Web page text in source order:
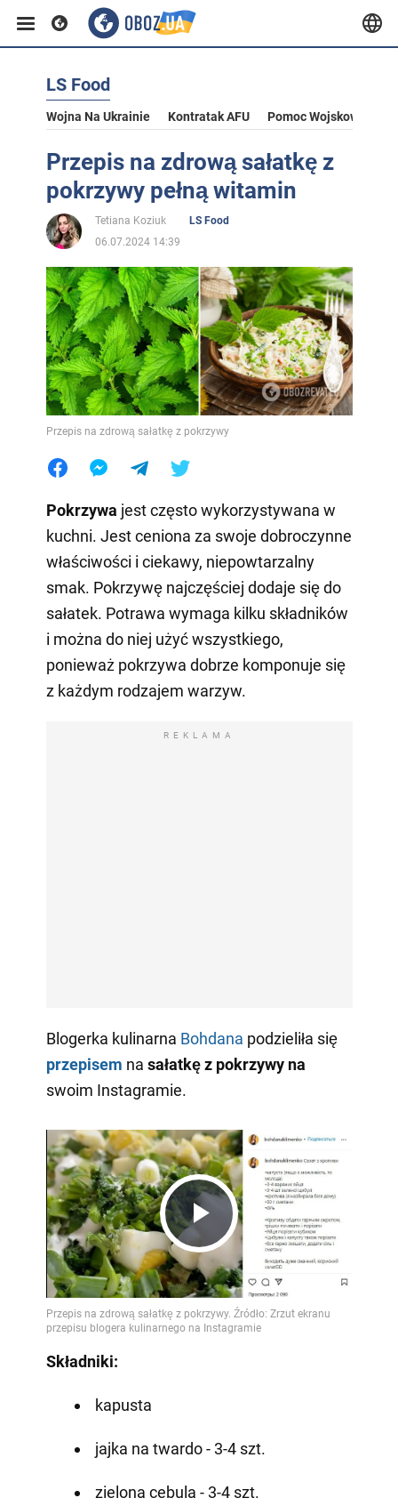
LS Food
Wojna Na Ukrainie Kontratak AFU Pomoc Wojskowa Dla
Przepis na zdrową sałatkę z
pokrzywy pełną witamin
Tetiana Koziuk
LS Food
06.07.2024 14:39
Przepis na zdrową sałatkę z pokrzywy
Pokrzywa jest często wykorzystywana w
kuchni. Jest ceniona za swoje dobroczynne
właściwości i ciekawy, niepowtarzalny
smak. Pokrzywę najczęściej dodaje się do
sałatek. Potrawa wymaga kilku składników
i można do niej użyć wszystkiego,
ponieważ pokrzywa dobrze komponuje się
z każdym rodzajem warzyw.
REKLAMA
Blogerka kulinarna Bohdana podzieliła się
przepisem na sałatkę z pokrzywy na
swoim Instagramie.
Play
Video
Składniki:
kapusta
jajka na twardo - 3-4 szt.
zielona cebula - 3-4 szt.